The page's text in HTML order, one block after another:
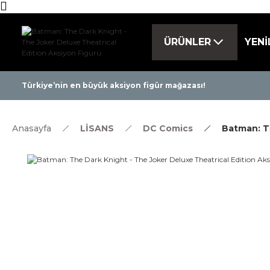
ÜRÜNLER
Türkiye’nin en büyük aksiyon figür mağazası!Tüm
Anasayfa LİSANS DC Comics Batman: